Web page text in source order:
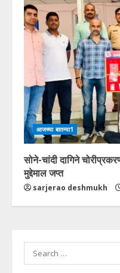
आजच्या बातम्या1
सोने-चांदी दागिने
मुद्देमाल जप्त
sarjerao deshmukh
Search
for: